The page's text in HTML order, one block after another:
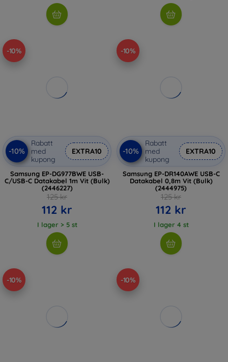
-10%
-10%
Rabatt
med
kupong
EXTRA10
Samsung EP-DG977BWE USB-
C/USB-C Datakabel 1m Vit (Bulk)
(2446227)
125 kr
112 kr
I lager > 5 st
-10%
-10%
Rabatt
med
kupong
EXTRA10
Samsung EP-DR140AWE USB-C
Datakabel 0,8m Vit (Bulk)
(2444975)
125 kr
112 kr
I lager 4 st
-10% -10%